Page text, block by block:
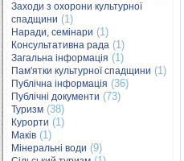
Заходи з охорони культурної
спадщини (1)
Наради, семінари (1)
Консультативна рада (1)
Загальна інформація (1)
Пам'ятки культурної спадщини (1)
Публічна інформація (36)
Публічні документи (73)
Туризм (38)
Курорти (1)
Маків (1)
Мінеральні води (9)